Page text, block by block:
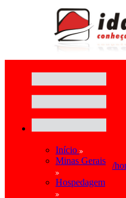
Início
Minas Gerais
Hospedagem
/